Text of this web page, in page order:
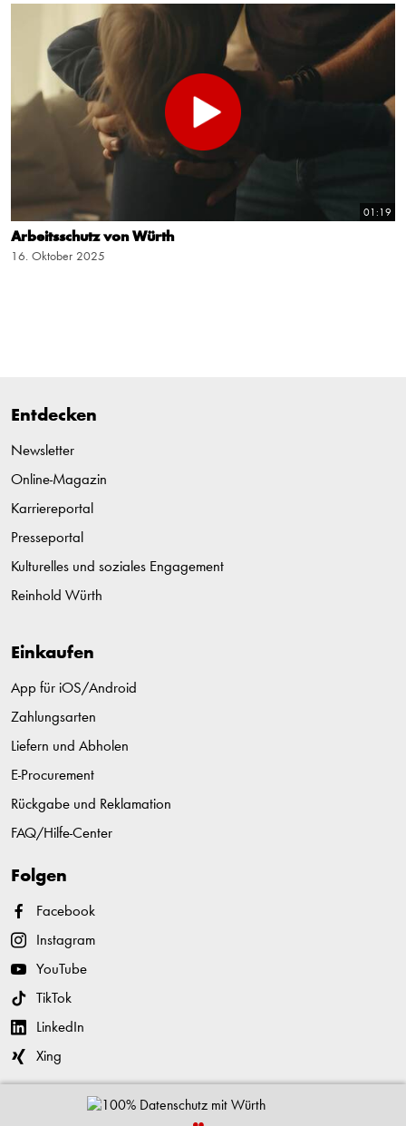
01:19
Arbeitsschutz von Würth
16. Oktober 2025
Entdecken
Newsletter
Online-Magazin
Karriereportal
Presseportal
Kulturelles und soziales Engagement
Reinhold Würth
Einkaufen
App für iOS/Android
Zahlungsarten
Liefern und Abholen
E-Procurement
Rückgabe und Reklamation
FAQ/Hilfe-Center
Folgen
Facebook
Instagram
YouTube
TikTok
LinkedIn
Xing
Kontaktieren